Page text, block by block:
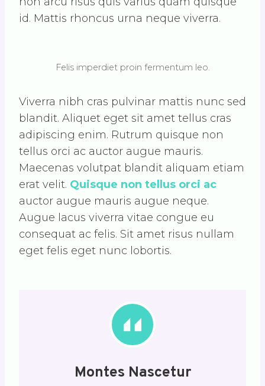
id. Mattis rhoncus urna neque viverra.
Felis imperdiet proin fermentum leo.
Viverra nibh cras pulvinar mattis nunc sed
blandit. Aliquet eget sit amet tellus cras
adipiscing enim. Rutrum quisque non
tellus orci ac auctor augue mauris.
Maecenas volutpat blandit aliquam etiam
erat velit. Quisque non tellus orci ac
auctor augue mauris augue neque.
Augue lacus viverra vitae congue eu
consequat ac felis. Sit amet risus nullam
eget felis eget nunc lobortis.
Montes Nascetur